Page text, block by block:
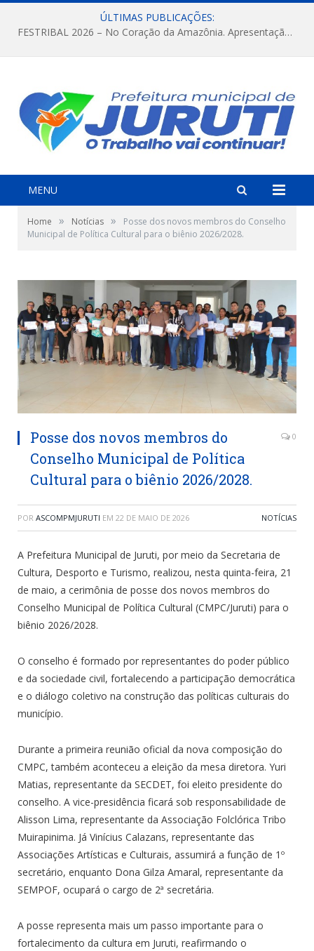
ÚLTIMAS PUBLICAÇÕES:
FESTRIBAL 2026 – No Coração da Amazônia. Apresentação da Munduruku.
MENU
Home » Notícias »
Posse dos novos membros do Conselho
Municipal de Política Cultural para o biênio 2026/2028.
Posse dos novos membros do
Conselho Municipal de Política
Cultural para o biênio 2026/2028.
0
POR ASCOMPMJURUTI EM 22 DE MAIO DE 2026 NOTÍCIAS
A Prefeitura Municipal de Juruti, por meio da Secretaria de
Cultura, Desporto e Turismo, realizou, nesta quinta-feira, 21
de maio, a cerimônia de posse dos novos membros do
Conselho Municipal de Política Cultural (CMPC/Juruti) para o
biênio 2026/2028.
O conselho é formado por representantes do poder público
e da sociedade civil, fortalecendo a participação democrática
e o diálogo coletivo na construção das políticas culturais do
município.
Durante a primeira reunião oficial da nova composição do
CMPC, também aconteceu a eleição da mesa diretora. Yuri
Matias, representante da SECDET, foi eleito presidente do
conselho. A vice-presidência ficará sob responsabilidade de
Alisson Lima, representante da Associação Folclórica Tribo
Muirapinima. Já Vinícius Calazans, representante das
Associações Artísticas e Culturais, assumirá a função de 1º
secretário, enquanto Dona Gilza Amaral, representante da
SEMPOF, ocupará o cargo de 2ª secretária.
A posse representa mais um passo importante para o
fortalecimento da cultura em Juruti, reafirmando o